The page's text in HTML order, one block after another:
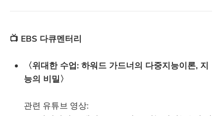
📺 EBS 다큐멘터리
〈위대한 수업: 하워드 가드너의 다중지능이론, 지
능의 비밀〉
관련 유튜브 영상: